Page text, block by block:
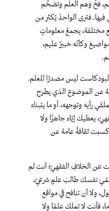
فخُ وَهم العلم وتضخُّم
فترى الواحدُ يُكثر من
مختلفة، يجمعُ معلوماتٍ
وكأنّه خبيرٌ عليم،
ليس مصدرًا للعلم.
عن الموضوع الذي يطرح
رأيه وتوجهه، أو ما يتبناه
يعطيك إيّاه جاهزًا ولا
ثقافةً عامة عن
عن الخلافِ الفقهيّ؛ أنت لم
نفسك طالبَ علمٍ شرعيّ،
ولا أن تنافح في مواقع
فأنت لا تملك علمًا ولا